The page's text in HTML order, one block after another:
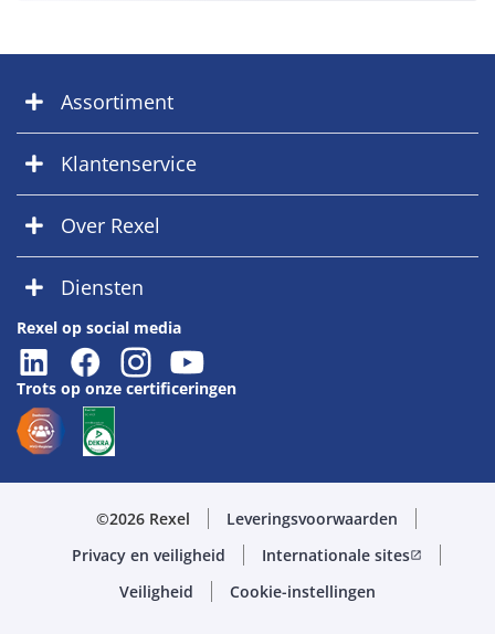
Assortiment
Klantenservice
Over Rexel
Diensten
Rexel op social media
Trots op onze certificeringen
©2026 Rexel
Leveringsvoorwaarden
Privacy en veiligheid
Internationale sitesopen_in_new
Veiligheid Cookie-instellingen